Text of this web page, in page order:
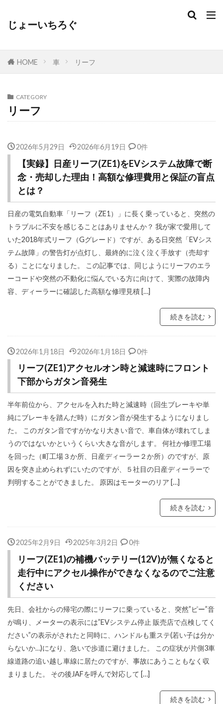
じょーいちろぐ
HOME 車 リーフ
CATEGORY
リーフ
2026年5月29日 2026年6月19日 0件
【実録】日産リーフ(ZE1)をEVシステム故障で断
念・売却した理由！高額な修理費用と保証の盲点
とは？
日産の電気自動車「リーフ（ZE1）」に長く乗っていると、突然の
トラブルに不安を感じることはありませんか？ 我が家で愛用して
いた2018年式リーフ（Gグレード）ですが、ある日突然「EVシス
テム故障」の警告灯が点灯し、最終的に泣く泣く手放す（売却す
る）ことになりました。 この記事では、同じようにリーフのエラ
ーコードや突然の不動化に悩んでいる方に向けて、実際の故障内
容、ディーラーに確認した高額な修理見積 […]
続きを読む
2026年1月18日 2026年1月18日 0件
リーフ(ZE1)アクセルオン時と減速時にフロント
下部からガタン音発生
半年前位から、アクセルを入れた時と減速時（回生ブレーキや単
純にブレーキを踏んだ時）にガタン音が発生するようになりまし
た。 このガタン音ですがかなり大きい音で、車自体が壊れてしま
うのではないかというくらい大きな音がします。 何社か修理工場
を回った（町工場３か所、日産ディーラー２か所）のですが、原
因を突き止められずにいたのですが、５社目の日産ディーラーで
判明することができました。 原因はモーターのリア […]
続きを読む
2025年2月9日 2025年3月2日 0件
リーフ(ZE1)の補機バッテリー(12V)が無くなると
走行中にアクセル操作ができなくなるのでご注意
ください
先日、会社からの帰宅の際にリーフに乗っていると、突然”ピー”音
が鳴り、メーターの表示には”EVシステム停止 販売店で点検してく
ださい”の表示がされたと同時に、ハンドルも重ステ(若い子は分か
らないか…)になり、急いで歩道に避けました。 この症状が片側3車
線道路の追い越し車線に居たのですが、事故にあうこともなく収
まりました。 その後JAFを呼んで対応して […]
続きを読む